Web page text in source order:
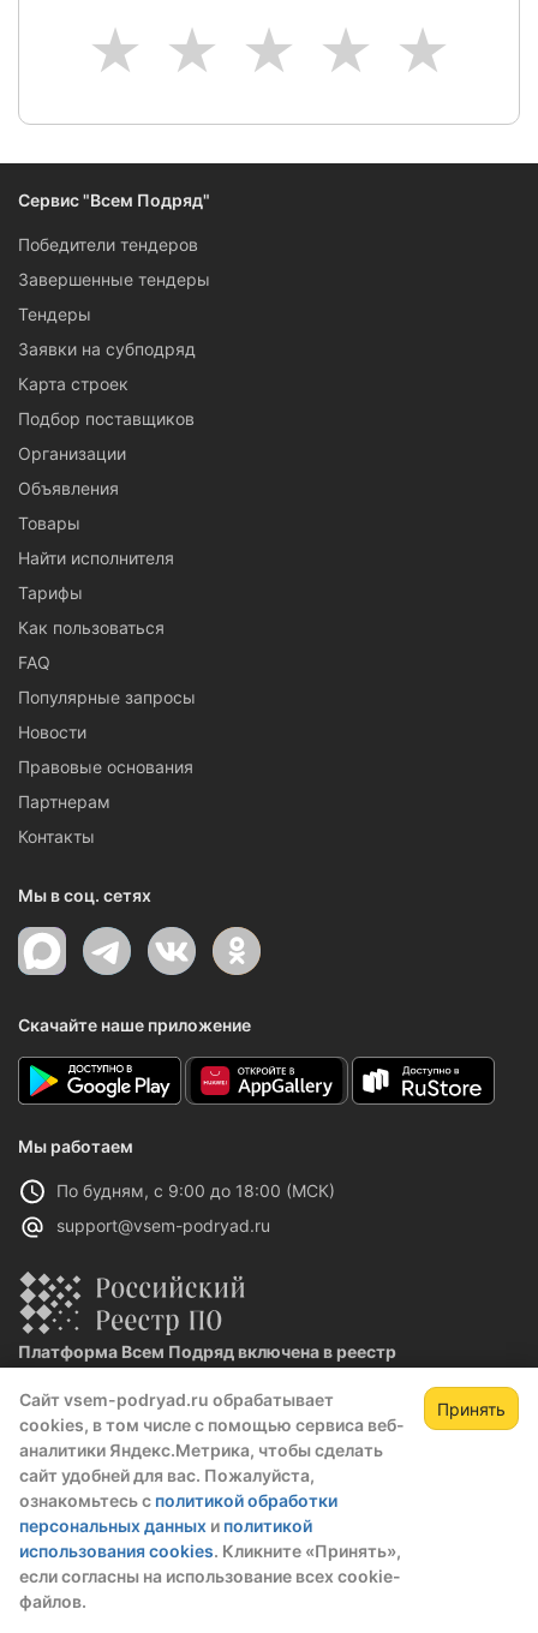
Сайт vsem-podryad.ru обрабатывает
cookies, в том числе с помощью сервиса веб-
аналитики Яндекс.Метрика, чтобы сделать
сайт удобней для вас. Пожалуйста,
ознакомьтесь с политикой обработки
персональных данных и политикой
использования cookies. Кликните «Принять»,
если согласны на использование всех cookie-
файлов.
Принять
5
4
3
2
1
Сервис "Всем Подряд"
Победители тендеров
Завершенные тендеры
Тендеры
Заявки на субподряд
Карта строек
Подбор поставщиков
Организации
Объявления
Товары
Найти исполнителя
Тарифы
Как пользоваться
FAQ
Популярные запросы
Новости
Правовые основания
Партнерам
Контакты
Мы в соц. сетях
Скачайте наше приложение
Мы работаем
По будням, с 9:00 до 18:00 (МСК)
support@vsem-podryad.ru
Платформа Всем Подряд включена в реестр
Реестровая запись №32021 от 06.02.2026
Политика конфиденциальности
О компании
© 2016 — 2026 ООО "Промтех"